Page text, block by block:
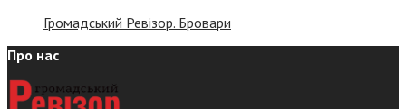
Громадський Ревізор. Бровари
Про нас